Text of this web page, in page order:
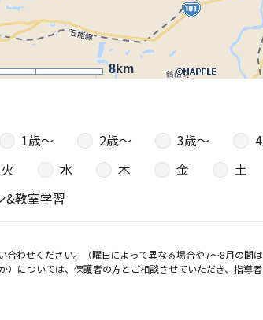
8km
1歳〜 2歳〜 3歳〜
火 水 木 金
土
&教室学習
わせください。（曜日によって異なる場合や7～8月の間は
については、保護者の方とご相談させていただき、指導者